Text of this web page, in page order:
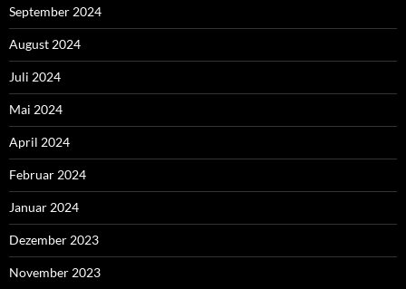
September 2024
August 2024
Juli 2024
Mai 2024
April 2024
Februar 2024
Januar 2024
Dezember 2023
November 2023